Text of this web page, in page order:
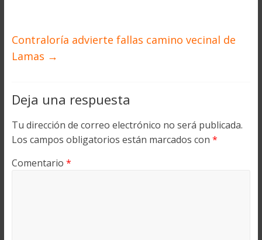
Contraloría advierte fallas camino vecinal de
Lamas →
Deja una respuesta
Tu dirección de correo electrónico no será publicada.
Los campos obligatorios están marcados con *
Comentario *